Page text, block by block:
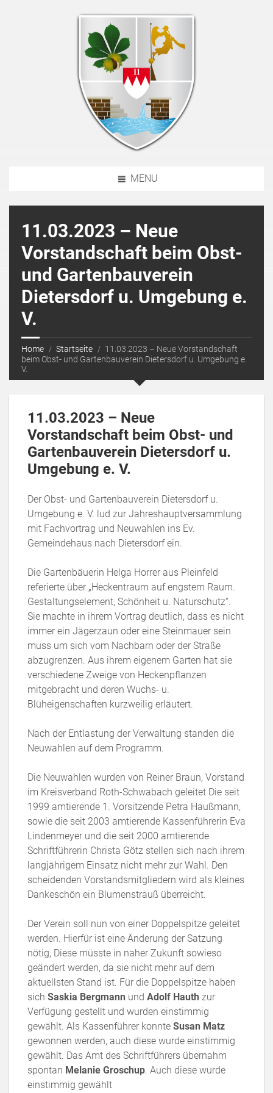
MENU
11.03.2023 – Neue
Vorstandschaft beim Obst-
und Gartenbauverein
Dietersdorf u. Umgebung e.
V.
Home Startseite
11.03.2023 – Neue Vorstandschaft
beim Obst- und Gartenbauverein Dietersdorf u. Umgebung e.
V.
11.03.2023 – Neue
Vorstandschaft beim Obst- und
Gartenbauverein Dietersdorf u.
Umgebung e. V.
Der Obst- und Gartenbauverein Dietersdorf u.
Umgebung e. V. lud zur Jahreshauptversammlung
mit Fachvortrag und Neuwahlen ins Ev.
Gemeindehaus nach Dietersdorf ein.
Die Gartenbäuerin Helga Horrer aus Pleinfeld
referierte über „Heckentraum auf engstem Raum.
Gestaltungselement, Schönheit u. Naturschutz“.
Sie machte in ihrem Vortrag deutlich, dass es nicht
immer ein Jägerzaun oder eine Steinmauer sein
muss um sich vom Nachbarn oder der Straße
abzugrenzen. Aus ihrem eigenem Garten hat sie
verschiedene Zweige von Heckenpflanzen
mitgebracht und deren Wuchs- u.
Blüheigenschaften kurzweilig erläutert.
Nach der Entlastung der Verwaltung standen die
Neuwahlen auf dem Programm.
Die Neuwahlen wurden von Reiner Braun, Vorstand
im Kreisverband Roth-Schwabach geleitet Die seit
1999 amtierende 1. Vorsitzende Petra Haußmann,
sowie die seit 2003 amtierende Kassenführerin Eva
Lindenmeyer und die seit 2000 amtierende
Schriftführerin Christa Götz stellen sich nach ihrem
langjährigem Einsatz nicht mehr zur Wahl. Den
scheidenden Vorstandsmitgliedern wird als kleines
Dankeschön ein Blumenstrauß überreicht.
Der Verein soll nun von einer Doppelspitze geleitet
werden. Hierfür ist eine Änderung der Satzung
nötig, Diese müsste in naher Zukunft sowieso
geändert werden, da sie nicht mehr auf dem
aktuellsten Stand ist. Für die Doppelspitze haben
sich Saskia Bergmann und Adolf Hauth zur
Verfügung gestellt und wurden einstimmig
gewählt. Als Kassenführer konnte Susan Matz
gewonnen werden, auch diese wurde einstimmig
gewählt. Das Amt des Schriftführers übernahm
spontan Melanie Groschup. Auch diese wurde
einstimmig gewählt